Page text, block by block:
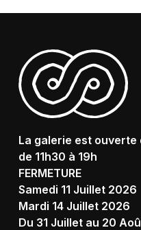
La galerie est ouverte
de 11h30 à 19h
FERMETURE
Samedi 11 Juillet 2026
Mardi 14 Juillet 2026
Du 31 Juillet au 20